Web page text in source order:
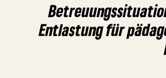
Entlastung für